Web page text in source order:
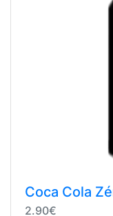
Coca Cola
2.90€